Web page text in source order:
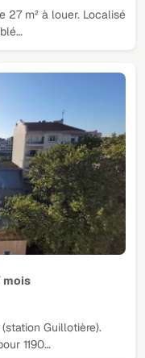
27 m² à louer. Localisé
mois
Guillotière).
1190…